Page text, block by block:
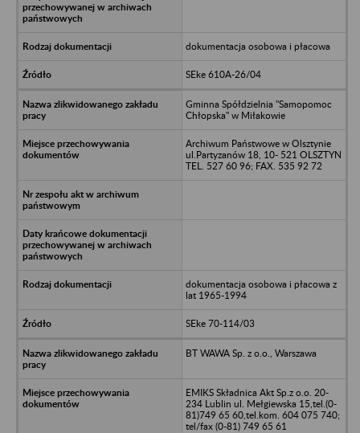
dokumentacja osobowa i płacowa
SEke 610A-26/04
Gminna Spółdzielnia "Samopomoc
Chłopska" w Miłakowie
Archiwum Państwowe w Olsztynie
ul.Partyzanów 18, 10- 521 OLSZTYN
TEL. 527 60 96; FAX. 535 92 72
dokumentacja osobowa i płacowa z
lat 1965-1994
SEke 70-114/03
BT WAWA Sp. z o.o., Warszawa
EMIKS Składnica Akt Sp.z o.o. 20-
234 Lublin ul. Mełgiewska 15,tel.(0-
81)749 65 60,tel.kom. 604 075 740;
tel/fax (0-81) 749 65 61